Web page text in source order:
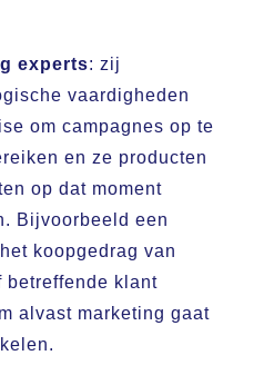
experts: zij
vaardigheden
om campagnes op te
en ze producten
op dat moment
Bijvoorbeeld een
koopgedrag van
betreffende klant
alvast marketing gaat